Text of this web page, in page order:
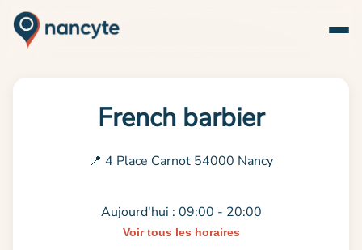
French barbier
📍 4 Place Carnot 54000 Nancy
Aujourd'hui : 09:00 - 20:00
Voir tous les horaires